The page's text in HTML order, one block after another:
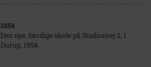
1954
Den nye, færdige skole på Stadionvej 2, i
Durup, 1954.